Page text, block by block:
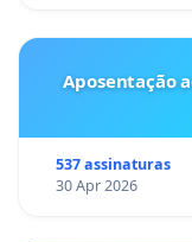
Aposentação
537 assinaturas
30 Apr 2026